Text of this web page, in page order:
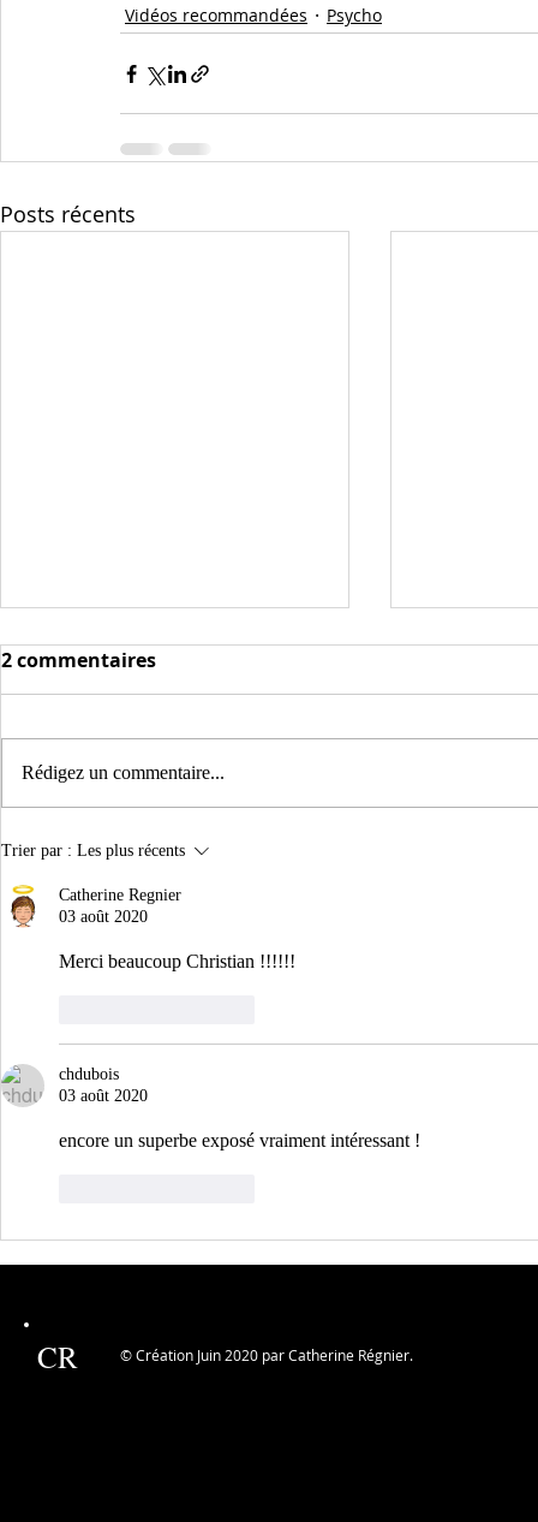
Vidéos recommandées Psycho
Posts récents
⚠️ Rendez-vous sur mon
nouveau site pour mes
prochaines photos
2 commentaires
Rédigez un commentaire...
Trier par : Les plus récents
Catherine Regnier
03 août 2020
Merci beaucoup Christian !!!!!!
chdubois
03 août 2020
encore un superbe exposé vraiment intéressant !
© Création Juin 2020 par Catherine Régnier.
CR